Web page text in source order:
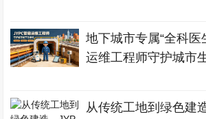
地下城市专属“全科医
运维工程师守护城市
从传统工地到绿色建